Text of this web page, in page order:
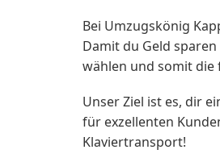
Bei Umzugskönig
Damit du Geld
wählen und somit die
Unser Ziel ist es, dir
für exzellenten
Klaviertransport!